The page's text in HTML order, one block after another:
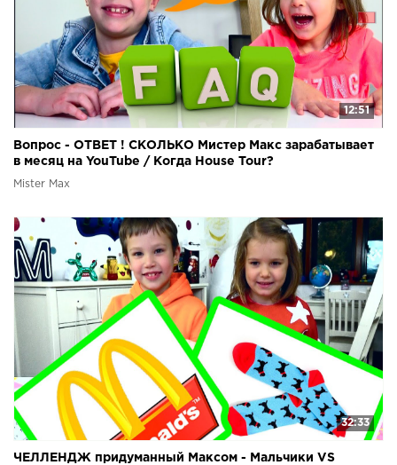
12:51
Вопрос - ОТВЕТ ! СКОЛЬКО Мистер Макс зарабатывает
в месяц на YouTube / Когда House Tour?
Mister Max
32:33
ЧЕЛЛЕНДЖ придуманный Максом - Мальчики VS